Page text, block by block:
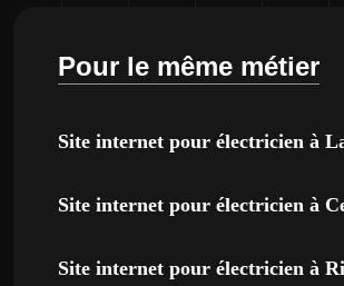
Pour le même métier
Site internet pour électricien à
Site internet pour électricien à
Site internet pour électricien à